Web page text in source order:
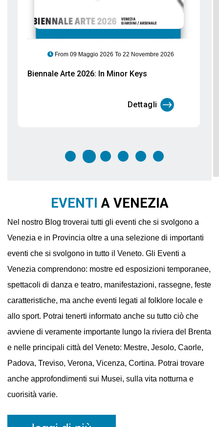
Gli Etruschi arrivano a Palazzo Ducale:
EVENTI A VENEZIA
Nel nostro Blog troverai tutti gli eventi che si svolgono a
Venezia e in Provincia oltre a una selezione di importanti
eventi che si svolgono in tutto il Veneto. Gli Eventi a
Venezia comprendono: mostre ed esposizioni temporanee,
spettacoli di danza e teatro, manifestazioni, rassegne, feste
caratteristiche, ma anche eventi legati al folklore locale e
allo sport. Potrai tenerti informato anche su tutto ciò che
avviene di veramente importante lungo la riviera del Brenta
e nelle principali città del Veneto: Mestre, Jesolo, Caorle,
Padova, Treviso, Verona, Vicenza, Cortina. Potrai trovare
cuorisità varie.